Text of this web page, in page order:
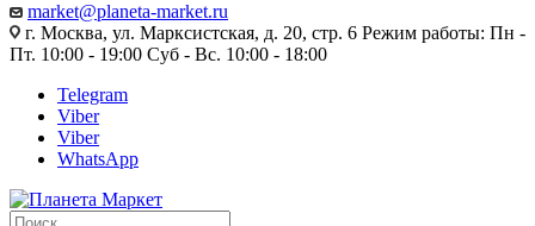
market@planeta-market.ru
г. Москва, ул. Марксистская, д. 20, стр. 6 Режим работы: Пн -
Пт. 10:00 - 19:00 Суб - Вс. 10:00 - 18:00
Telegram
Viber
Viber
WhatsApp